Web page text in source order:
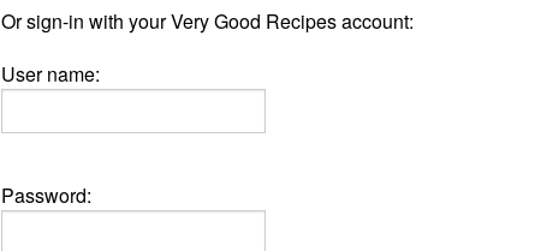
Or sign-in with your Very Good Recipes account:
User name:
Password: